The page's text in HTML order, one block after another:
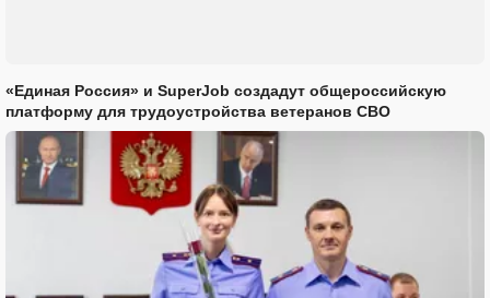
«Единая Россия» и SuperJob создадут общероссийскую
платформу для трудоустройства ветеранов СВО